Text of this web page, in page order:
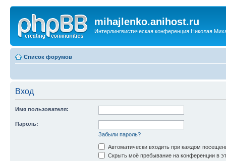
mihajlenko.anihost.ru
Интерлингвистическая конференция Николая
Список форумов
Вход
Имя пользователя:
Пароль:
Забыли пароль?
Автоматически входить при каждом
Скрыть моё пребывание на конференции в